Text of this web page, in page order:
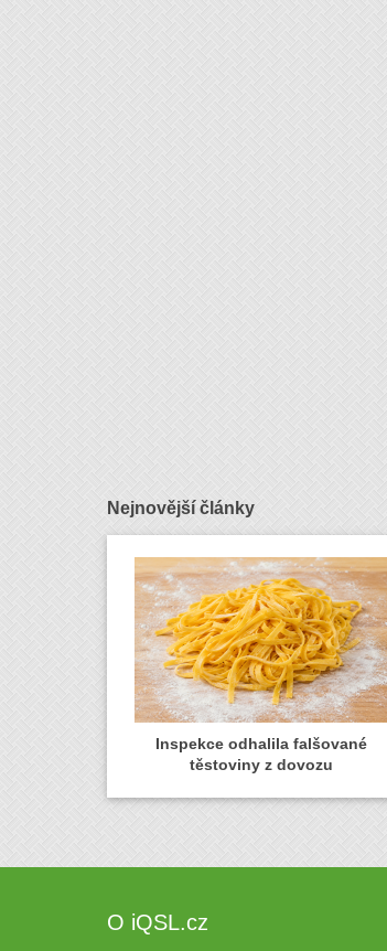
Nejnovější články
Inspekce odhalila falšované
těstoviny z dovozu
O iQSL.cz